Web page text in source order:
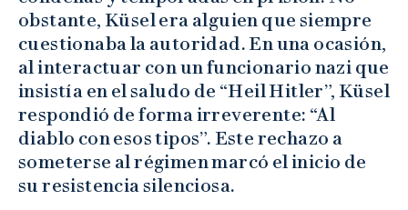
obstante, Küsel era alguien que siempre
cuestionaba la autoridad. En una ocasión,
al interactuar con un funcionario nazi que
insistía en el saludo de “Heil Hitler”, Küsel
respondió de forma irreverente: “Al
diablo con esos tipos”. Este rechazo a
someterse al régimen marcó el inicio de
su resistencia silenciosa.